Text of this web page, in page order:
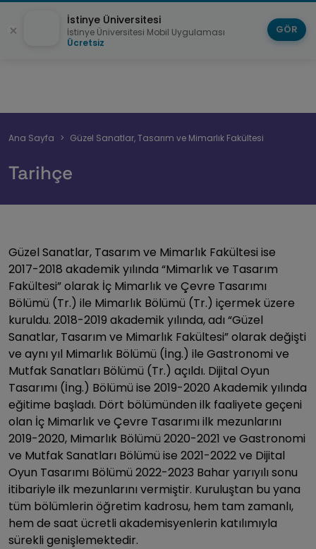
Sayfa
Ana Sayfa Güzel Sanatlar, Tasarım ve Mimarlık Fakültesi
Tarihçe
Güzel Sanatlar, Tasarım ve Mimarlık Fakültesi ise
2017-2018 akademik yılında “Mimarlık ve Tasarım
Fakültesi” olarak İç Mimarlık ve Çevre Tasarımı
Bölümü (Tr.) ile Mimarlık Bölümü (Tr.) içermek üzere
kuruldu. 2018-2019 akademik yılında, adı “Güzel
Sanatlar, Tasarım ve Mimarlık Fakültesi” olarak değişti
ve aynı yıl Mimarlık Bölümü (İng.) ile Gastronomi ve
Mutfak Sanatları Bölümü (Tr.) açıldı. Dijital Oyun
Tasarımı (İng.) Bölümü ise 2019-2020 Akademik yılında
eğitime başladı. Dört bölümünden ilk faaliyete geçeni
olan İç Mimarlık ve Çevre Tasarımı ilk mezunlarını
2019-2020, Mimarlık Bölümü 2020-2021 ve Gastronomi
ve Mutfak Sanatları Bölümü ise 2021-2022 ve Dijital
Oyun Tasarımı Bölümü 2022-2023 Bahar yarıyılı sonu
itibariyle ilk mezunlarını vermiştir. Kuruluştan bu yana
tüm bölümlerin öğretim kadrosu, hem tam zamanlı,
hem de saat ücretli akademisyenlerin katılımıyla
sürekli genişlemektedir.
İstinye Üniversitesi
İstinye Üniversitesi Mobil Uygulaması
Ücretsiz
GÖR